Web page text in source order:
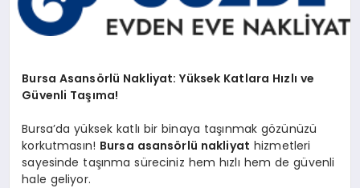
Bursa Asansörlü Nakliyat: Yüksek Katlara Hızlı ve
Güvenli Taşıma!
Bursa’da yüksek katlı bir binaya taşınmak gözünüzü
korkutmasın! Bursa asansörlü nakliyat hizmetleri
sayesinde taşınma süreciniz hem hızlı hem de güvenli
hale geliyor.